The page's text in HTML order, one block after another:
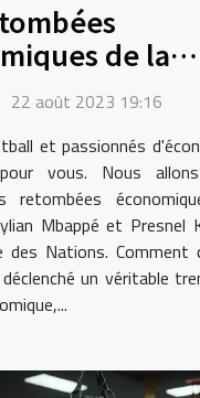
de la
de Mbappé et
dans la
22 août 2023 19:16
et passionnés
vous. Nous
retombées
Mbappé et Presnel
des Nations. Comment
un véritable